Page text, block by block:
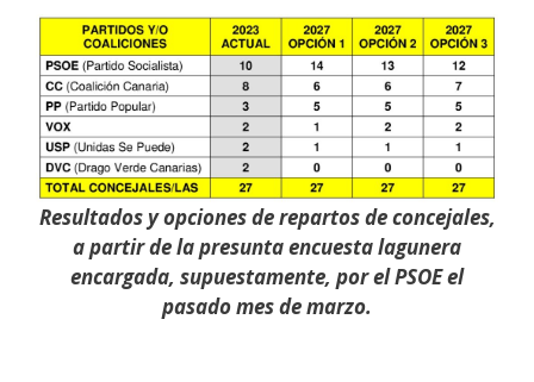
Resultados y opciones de repartos de concejales,
a partir de la presunta encuesta lagunera
encargada, supuestamente, por el PSOE el
pasado mes de marzo.